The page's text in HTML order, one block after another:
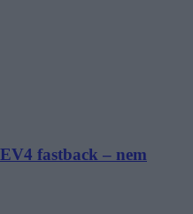
fastback – nem